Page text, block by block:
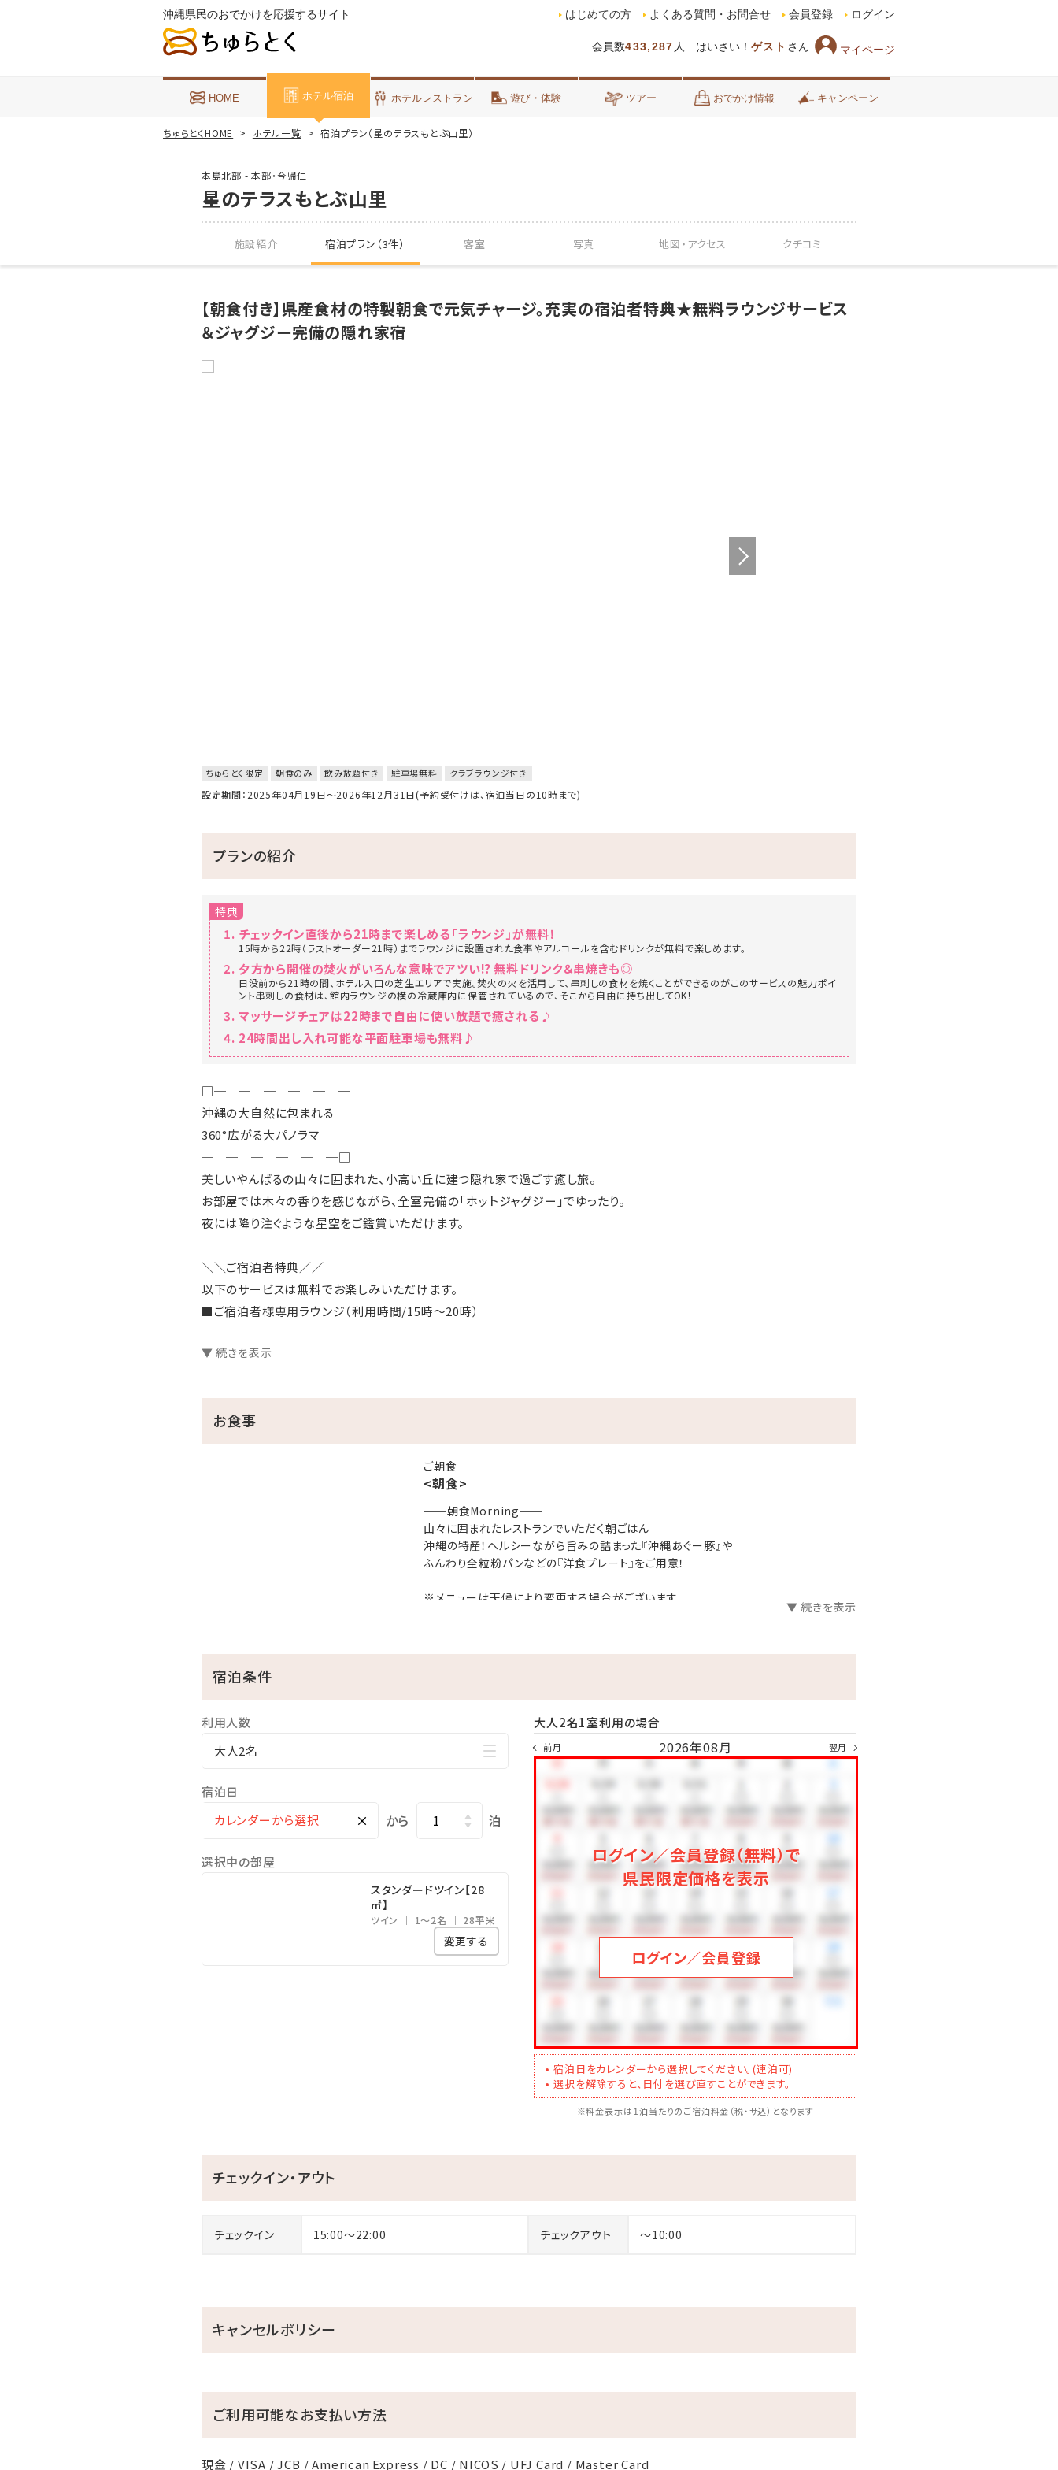
沖縄県民のおでかけを応援するサイト
会員数433,287 人 はいさい！ ゲスト さん マイページ
はじめての方 よくある質問・お問合せ 会員登録 ログイン
HOME ホテル宿泊 ホテルレストラン 遊び・体験 ツアー おでかけ情報 キャンペーン
ちゅらとくHOME ホテル一覧 宿泊プラン（星のテラスもとぶ山里）
本島北部 - 本部・今帰仁
星のテラスもとぶ山里
施設紹介 宿泊プラン（3件） 客室 写真 地図・ アクセス クチコミ
【朝食付き】県産食材の特製朝食で元気チャージ。充実の宿泊者特典★無料ラウンジサービス
＆ジャグジー完備の隠れ家宿
ちゅらとく限定 朝食のみ 飲み放題付き 駐車場無料 クラブラウンジ付き
設定期間：2025年04月19日～2026年12月31日(予約受付けは、宿泊当日の10時まで)
プランの紹介
特典
チェックイン直後から21時まで楽しめる「ラウンジ」が無料！
15時から22時（ラストオーダー21時）までラウンジに設置された食事やアルコールを含むドリンクが無料で楽しめます。
夕方から開催の焚火がいろんな意味でアツい⁉ 無料ドリンク＆串焼きも◎
日没前から21時の間、ホテル入口の芝生エリアで実施。焚火の火を活用して、串刺しの食材を焼くことができるのがこのサービスの魅力ポイ
ント串刺しの食材は、館内ラウンジの横の冷蔵庫内に保管されているので、そこから自由に持ち出してOK！
マッサージチェアは22時まで自由に使い放題で癒される♪
24時間出し入れ可能な平面駐車場も無料♪
□─ ─ ─ ─ ─ ─
沖縄の大自然に包まれる
360°広がる大パノラマ
─ ─ ─ ─ ─ ─□
美しいやんばるの山々に囲まれた、小高い丘に建つ隠れ家で過ごす癒し旅。
お部屋では木々の香りを感じながら、全室完備の「ホットジャグジー」でゆったり。
夜には降り注ぐような星空をご鑑賞いただけます。
＼＼ご宿泊者特典／／
以下のサービスは無料でお楽しみいただけます。
■ご宿泊者様専用ラウンジ（利用時間/15時～20時）
■焚き火エリア
■屋上展望デッキ「星のテラス」
━━満天の星空やきらめく朝日に包まれて、ビールやアイスクリームを堪能
地産地消にこだわり、県産食材を豊富に活かした「洋食プレート」をご用意。
山々に囲まれた絶景レストランで楽しむ朝ごはんで元気チャージ！
※メニューは天候により変更する場合がございます
県産ブランド“アグー豚“を堪能する「うちなーしゃぶしゃぶディナー」アルコール飲み放題付
・大人8,000円／小学生5,600円／幼児3,000円
※事前のご予約制となります。ご利用予定日の前日までにご予約ください
【隣接施設】※現地にて別途料金が発生します
・キャンプ場には、インフィニティプール＆蒸風呂もございます
・JUNGLIA（ジャングリア沖縄）＜車で25分＞
▼ 続きを表示
お食事
ご朝食
<朝食>
━━朝食Morning━━
山々に囲まれたレストランでいただく朝ごはん
沖縄の特産！ヘルシーながら旨みの詰まった『沖縄あぐー豚』や
ふんわり全粒粉パンなどの『洋食プレート』をご用意！
※メニューは天候により変更する場合がございます
【営業時間】7:00～9:00
▼ 続きを表示
宿泊条件
利用人数
大人2名
宿泊日
× から 泊
選択中の部屋
スタンダードツイン【28
㎡】
ツイン 1～2名 28平米
変更する
大人2名1室利用の場合
前月 2026年08月 翌月
ログイン／会員登録（無料）で
県民限定価格を表示
ログイン／会員登録
宿泊日をカレンダーから選択してください。(連泊可)
選択を解除すると、日付を選び直すことができます。
※料金表示は１泊当たりのご宿泊料金（税・サ込）となります
チェックイン・アウト
チェックイン 15:00～22:00 チェックアウト ～10:00
キャンセルポリシー
ご利用可能なお支払い方法
現金 / VISA / JCB / American Express / DC / NICOS / UFJ Card / Master Card